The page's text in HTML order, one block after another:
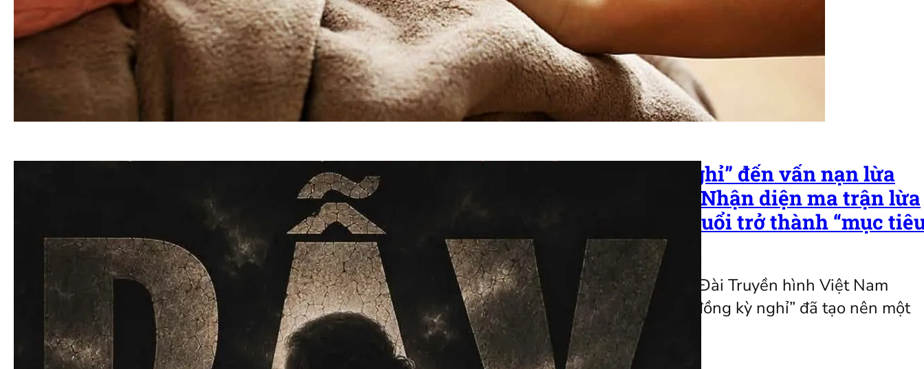
Từ bẫy “Hợp đồng kỳ nghỉ” đến vấn nạn lừa
đảo người cao tuổi (P1): Nhận diện ma trận lừa
đảo và lý do người cao tuổi trở thành “mục
vàng”
Phóng sự đặc biệt gần đây của Đài Truyền hình Việt Nam
(VTV) về “Cạm bẫy từ các hợp đồng kỳ nghỉ” đã tạo nên một
làn sóng chấn động…